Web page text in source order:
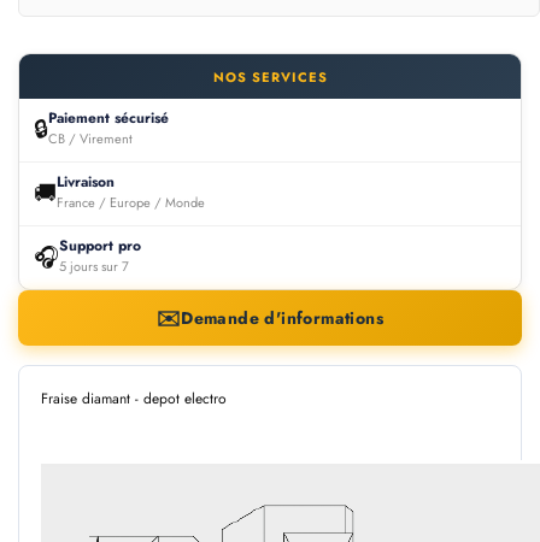
NOS SERVICES
🔒Paiement sécurisé
CB / Virement
🚚Livraison
France / Europe / Monde
🎧Support pro
5 jours sur 7
✉️Demande d'informations
Fraise diamant - depot electro